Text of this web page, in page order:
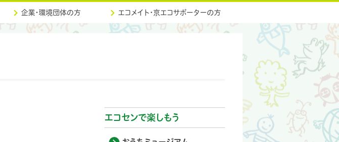
企業・環境団体の方 エコメイト・京エコサポーターの方
エコセンで楽しもう